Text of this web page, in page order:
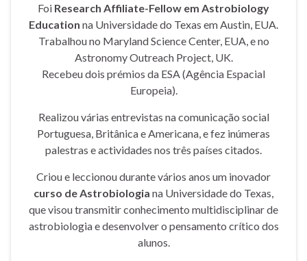
Foi Research Affiliate-Fellow em Astrobiology
Education na Universidade do Texas em Austin, EUA.
Trabalhou no Maryland Science Center, EUA, e no
Astronomy Outreach Project, UK.
Recebeu dois prémios da ESA (Agência Espacial
Europeia).
Realizou várias entrevistas na comunicação social
Portuguesa, Britânica e Americana, e fez inúmeras
palestras e actividades nos três países citados.
Criou e leccionou durante vários anos um inovador
curso de Astrobiologia na Universidade do Texas,
que visou transmitir conhecimento multidisciplinar de
astrobiologia e desenvolver o pensamento crítico dos
alunos.